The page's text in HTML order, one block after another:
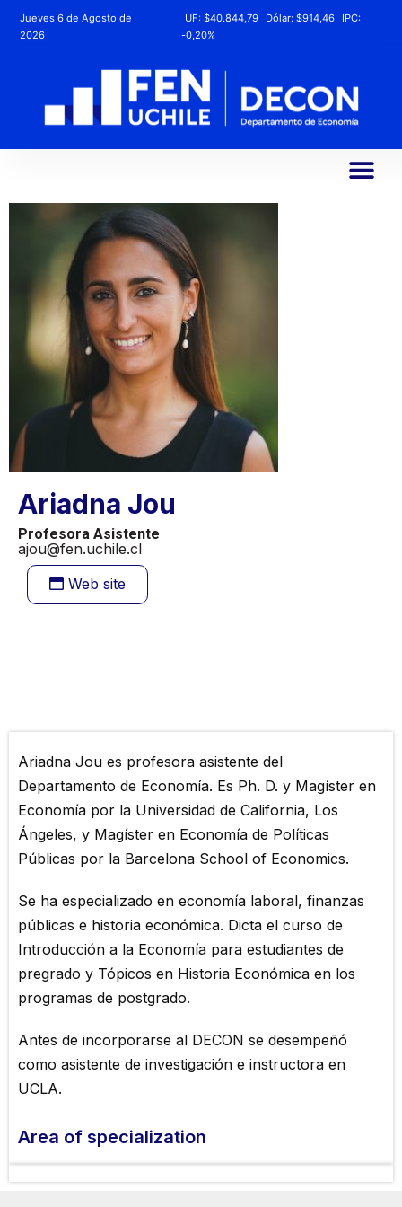
Jueves 6 de Agosto de
2026
UF: $40.844,79 Dólar: $914,46
IPC:
-0,20%
Ariadna Jou
Profesora Asistente
ajou@fen.uchile.cl
Web site
Ariadna Jou es profesora asistente del
Departamento de Economía. Es Ph. D. y Magíster en
Economía por la Universidad de California, Los
Ángeles, y Magíster en Economía de Políticas
Públicas por la Barcelona School of Economics.
Se ha especializado en economía laboral, finanzas
públicas e historia económica. Dicta el curso de
Introducción a la Economía para estudiantes de
pregrado y Tópicos en Historia Económica en los
programas de postgrado.
Antes de incorporarse al DECON se desempeñó
como asistente de investigación e instructora en
UCLA.
Area of ​​specialization